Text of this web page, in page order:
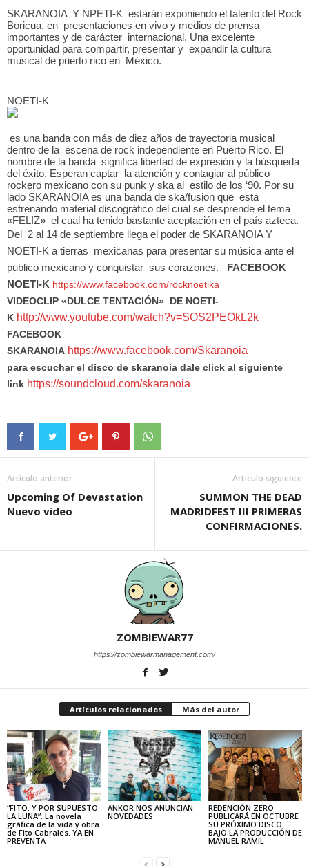
SKARANOIA  Y NPETI-K  estarán exponiendo el talento del Rock
Boricua, en  presentaciones en vivo y medios de prensa
importantes y de carácter  internacional. Una excelente
oportunidad para compartir, presentar y  expandir la cultura
musical de puerto rico en  México.
NOETI-K
dentro de la  escena de rock independiente en Puerto Rico. El
nombre de la banda  significa libertad de expresión y la búsqueda
del éxito. Esperan captar  la atención y contagiar al público
rockero mexicano con su punk y ska al  estilo de los ‘90. Por su
lado SKARANOIA es una banda de ska/fusion que  esta
estrenando material discográfico del cual se desprende el tema
«FELIZ»  el cual ha tenido bastante aceptación en el país azteca.
Del  2 al 14 de septiembre llega el poder de SKARANOIA Y
NOETI-K a tierras  mexicanas para presentar su música ante el
publico mexicano y conquistar  sus corazones. FACEBOOK
NOETI-K https://www.facebook.com/rocknoetika
VIDEOCLIP «DULCE TENTACIÓN» DE NOETI-
K http://www.youtube.com/watch?v=SOS2PEOkL2k
FACEBOOK
SKARANOIA https://www.facebook.com/Skaranoia
para escuchar el disco de skaranoia dale click al siguiente
link https://soundcloud.com/skaranoia
Artículo anterior
Upcoming Of Devastation
Nuevo video
Artículo siguiente
SUMMON THE DEAD
MADRIDFEST III PRIMERAS
CONFIRMACIONES.
ZOMBIEWAR77
https://zombiewarmanagement.com/
Artículos relacionados Más del autor
“FITO. Y POR SUPUESTO
LA LUNA”. La novela
gráfica de la vida y obra
de Fito Cabrales. YA EN
PREVENTA
ANKOR NOS ANUNCIAN
NOVEDADES
REDENCIÓN ZERO
PUBLICARÁ EN OCTUBRE
SU PRÓXIMO DISCO
BAJO LA PRODUCCIÓN DE
MANUEL RAMIL